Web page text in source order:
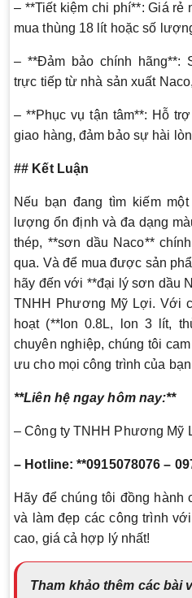
– **Tiết kiệm chi phí**: Giá rẻ
mua thùng 18 lít hoặc số
– **Đảm bảo chính hãng**:
trực tiếp từ nhà sản xuất
– **Phục vụ tận tâm**: Hỗ
giao hàng, đảm bảo sự hài
## Kết Luận
Nếu bạn đang tìm kiếm
lượng ổn định và đa dạng
thép, **sơn dầu Naco**
qua. Và để mua được sản
hãy đến với **đại lý sơn dầu
TNHH Phương Mỹ Lợi. Với
hoạt (**lon 0.8L, lon 3 lít,
chuyên nghiệp, chúng tôi
ưu cho mọi công trình của
**Liên hệ ngay hôm nay:**
– Công ty TNHH Phương Mỹ
– Hotline: **0915078076 –
Hãy để chúng tôi đồng hành
và làm đẹp các công trình
cao, giá cả hợp lý nhất!
Tham khảo thêm các bài